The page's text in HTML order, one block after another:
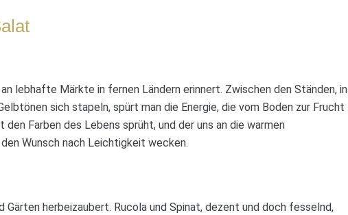
lebhafte Märkte in fernen Ländern erinnert. Zwischen den Ständen, in
sich stapeln, spürt man die Energie, die vom Boden zur Frucht
Farben des Lebens sprüht, und der uns an die warmen
Wunsch nach Leichtigkeit wecken.
Gärten herbeizaubert. Rucola und Spinat, dezent und doch fesselnd,